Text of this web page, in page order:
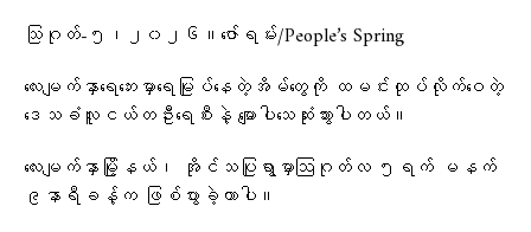
သြဂုတ်-၅၊၂၀၂၆။ဇော်ရမ်း/People’s Spring
လေးမျက်နှာရေဘေးမှာရေမြုပ်နေတဲ့အိမ်တွေကို ထမင်းထုပ်လိုက်ဝေတဲ့
ဒေသခံလူငယ်တဦးရေစီးနဲ့ မျောပါသေဆုံးသွားပါတယ်။
လေးမျက်နှာမြို့နယ်၊ အိုင်သပြုရွာမှာဩဂုတ်လ ၅ရက် မနက်
၉နာရီခန့်က ဖြစ်ပွားခဲ့တာပါ။